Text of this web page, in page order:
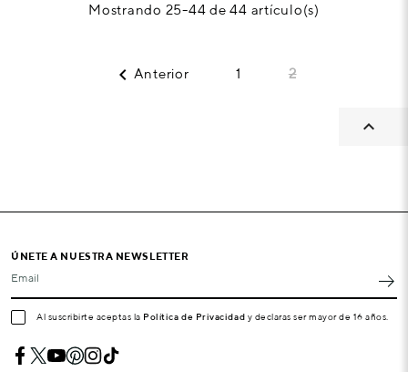
Mostrando 25-44 de 44 artículo(s)
 Anterior 1 2

ÚNETE A NUESTRA NEWSLETTER
Email
Al suscribirte aceptas la Política de Privacidad y declaras ser mayor de 16 años.